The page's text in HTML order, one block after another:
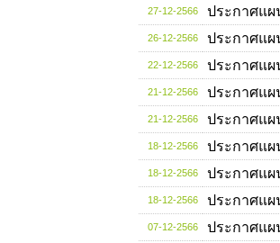
27-12-2566 ประกาศแผ
26-12-2566 ประกาศแผ
22-12-2566 ประกาศแผ
21-12-2566 ประกาศแผ
21-12-2566 ประกาศแผ
18-12-2566 ประกาศแผ
18-12-2566 ประกาศแผ
18-12-2566 ประกาศแผ
07-12-2566 ประกาศแผ